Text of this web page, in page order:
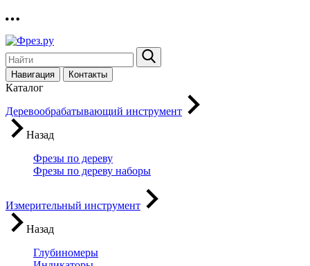
Навигация Контакты
Каталог
Деревообрабатывающий инструмент
Назад
Фрезы по дереву
Фрезы по дереву наборы
Измерительный инструмент
Назад
Глубиномеры